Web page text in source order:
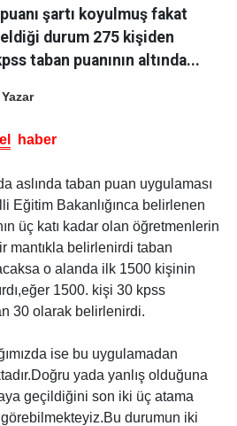
şartı koyulmuş fakat
durum 275 kişiden
taban puanının altında...
Yazar
haber
aslında taban puan uygulaması
Eğitim Bakanlığınca belirlenen
üç katı kadar olan öğretmenlerin
mantıkla belirlenirdi taban
o alanda ilk 1500 kişinin
1500. kişi 30 kpss
30 olarak belirlenirdi.
ise bu uygulamadan
yada yanlış olduğuna
geçildiğini son iki üç atama
durumun iki